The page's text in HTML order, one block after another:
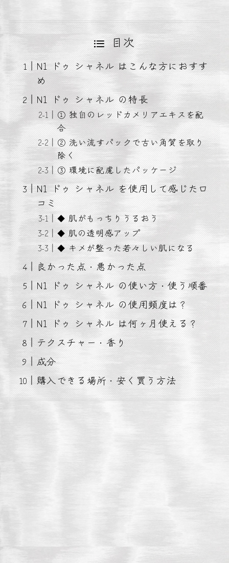
目次
N1 ドゥ シャネル はこんな方におすす
め
N1 ドゥ シャネル の特長
① 独自のレッドカメリアエキスを配
合
② 洗い流すパックで古い角質を取り
除く
③ 環境に配慮したパッケージ
N1 ドゥ シャネル を使用して感じた口
コミ
◆ 肌がもっちりうるおう
◆ 肌の透明感アップ
◆ キメが整った若々しい肌になる
良かった点・悪かった点
N1 ドゥ シャネル の使い方・使う順番
N1 ドゥ シャネル の使用頻度は？
N1 ドゥ シャネル は何ヶ月使える？
テクスチャー・香り
成分
購入できる場所・安く買う方法